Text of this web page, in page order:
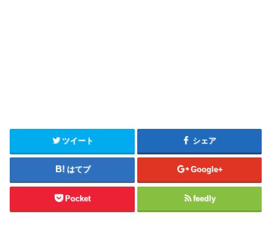
ツイート シェア
はてブ Google+
Pocket feedly